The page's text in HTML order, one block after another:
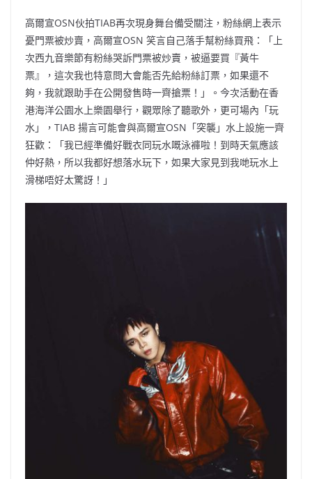
高爾宣OSN伙拍TIAB再次現身舞台備受關注，粉絲網上表示
憂門票被炒賣，高爾宣OSN 笑言自己落手幫粉絲買飛：「上
次西九音樂節有粉絲哭訴門票被炒賣，被逼要買『黃牛
票』，這次我也特意問大會能否先給粉絲訂票，如果還不
夠，我就跟助手在公開發售時一齊搶票！」。今次活動在香
港海洋公園水上樂園舉行，觀眾除了聽歌外，更可場內「玩
水」，TIAB 揚言可能會與高爾宣OSN「突襲」水上設施一齊
狂歡：「我已經準備好戰衣同玩水嘅泳褲啦！到時天氣應該
仲好熱，所以我都好想落水玩下，如果大家見到我哋玩水上
滑梯唔好太驚訝！」